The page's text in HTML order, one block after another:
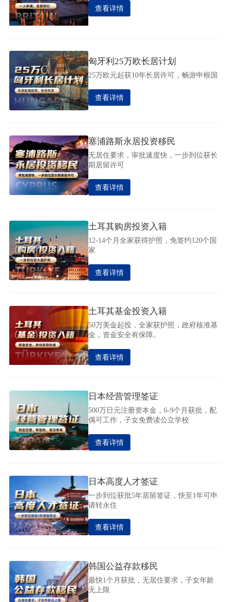
查看详情
匈牙利25万欧长居计划
25万欧元起获10年长居许可，畅游申根国
查看详情
塞浦路斯永居投资移民
无居住要求，审批速度快，一步到位获长
期居留许可
查看详情
土耳其购房投资入籍
12-14个月全家获得护照，免签约120个国
家
查看详情
土耳其基金投资入籍
50万美金起投，全家获护照，政府核准基
金，资金安全有保障。
查看详情
日本经营管理签证
500万日元注册资本金，6-9个月获批，配
偶可工作，子女免费读公立学校
查看详情
日本高度人才签证
一步到位获批5年居留签证，快至1年可申
请转永住
查看详情
韩国公益存款移民
最快1个月获批，无居住要求，子女年龄
无上限